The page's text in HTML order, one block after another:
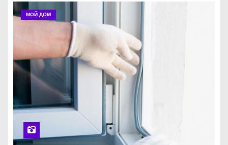
МОЙ ДОМ